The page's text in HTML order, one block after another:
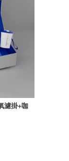
濾掛+咖